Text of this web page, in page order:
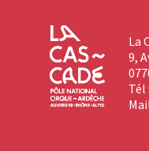
La
9,
Tél